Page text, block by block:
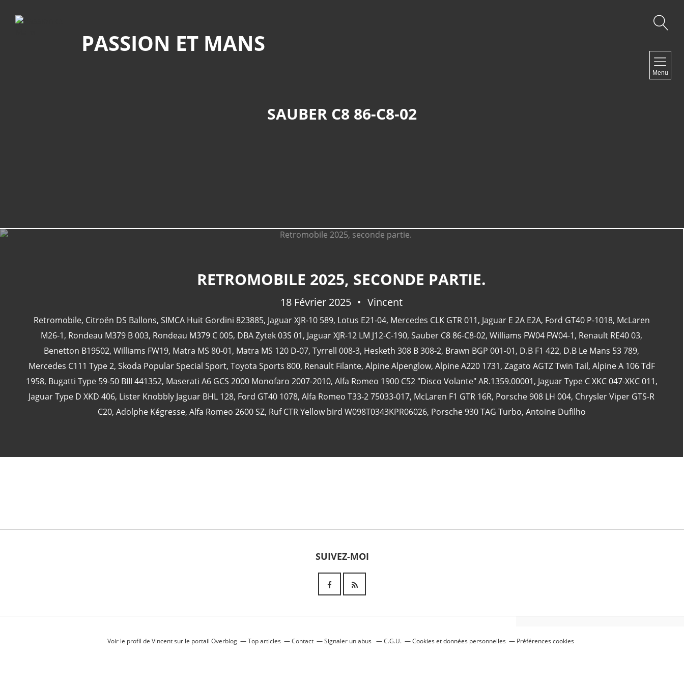
PASSION ET MANS
Menu
SAUBER C8 86-C8-02
RETROMOBILE 2025, SECONDE PARTIE.
18 Février 2025 Vincent
Retromobile, Citroën DS Ballons, SIMCA Huit Gordini 823885, Jaguar XJR-10 589, Lotus E21-04, Mercedes CLK GTR 011, Jaguar E 2A E2A, Ford GT40 P-1018, McLaren
M26-1, Rondeau M379 B 003, Rondeau M379 C 005, DBA Zytek 03S 01, Jaguar XJR-12 LM J12-C-190, Sauber C8 86-C8-02, Williams FW04 FW04-1, Renault RE40 03,
Benetton B19502, Williams FW19, Matra MS 80-01, Matra MS 120 D-07, Tyrrell 008-3, Hesketh 308 B 308-2, Brawn BGP 001-01, D.B F1 422, D.B Le Mans 53 789,
Mercedes C111 Type 2, Skoda Popular Special Sport, Toyota Sports 800, Renault Filante, Alpine Alpenglow, Alpine A220 1731, Zagato AGTZ Twin Tail, Alpine A 106 TdF
1958, Bugatti Type 59-50 BIII 441352, Maserati A6 GCS 2000 Monofaro 2007-2010, Alfa Romeo 1900 C52 "Disco Volante" AR.1359.00001, Jaguar Type C XKC 047-XKC 011,
Jaguar Type D XKD 406, Lister Knobbly Jaguar BHL 128, Ford GT40 1078, Alfa Romeo T33-2 75033-017, McLaren F1 GTR 16R, Porsche 908 LH 004, Chrysler Viper GTS-R
C20, Adolphe Kégresse, Alfa Romeo 2600 SZ, Ruf CTR Yellow bird W098T0343KPR06026, Porsche 930 TAG Turbo, Antoine Dufilho
SUIVEZ-MOI
Voir le profil de Vincentsur le portail Overblog Top articles Contact Signaler un abus C.G.U. Cookies et données personnelles Préférences cookies